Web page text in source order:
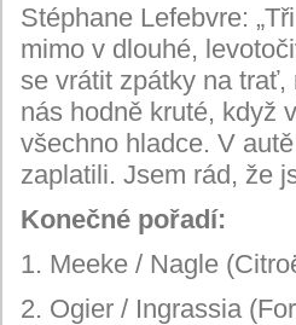
Stéphane Lefebvre:
mimo v dlouhé,
se vrátit zpátky na
nás hodně kruté, když
všechno hladce. V
zaplatili. Jsem rád, že
Konečné pořadí:
1. Meeke / Nagle
2. Ogier / Ingrassia